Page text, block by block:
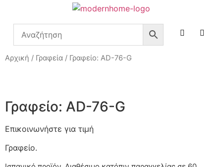
Αρχική / Γραφεία / Γραφείο: AD-76-G
Γραφείο: AD-76-G
Επικοινωνήστε για τιμή
Γραφείο.